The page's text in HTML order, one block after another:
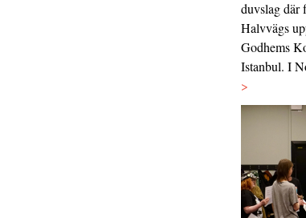
duvslag där
Halvvägs
Godhems
Istanbul. I
>